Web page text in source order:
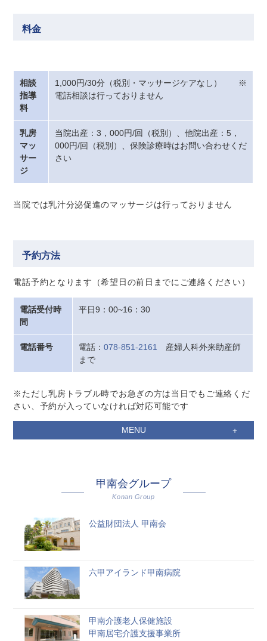
料金
相談
指導
料
1,000円/30分（税別・マッサージケアなし） ※
電話相談は行っておりません
乳房
マッ
サー
ジ
当院出産：3，000円/回（税別）、他院出産：5，
000円/回（税別）、保険診療時はお問い合わせくだ
さい
当院では乳汁分泌促進のマッサージは行っておりません
予約方法
電話予約となります（希望日の前日までにご連絡ください）
電話受付時
間
平日9：00~16：30
電話番号 電話：078-851-2161
産婦人科外来助産師
まで
※ただし乳房トラブル時でお急ぎの方は当日でもご連絡くだ
さい、予約が入っていなければ対応可能です
MENU
甲南会グループ
Konan Group
公益財団法人 甲南会
六甲アイランド甲南病院
甲南介護老人保健施設
甲南居宅介護支援事業所